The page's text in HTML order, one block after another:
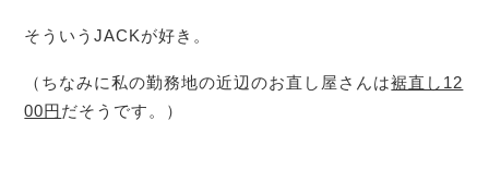
そういうJACKが好き。
（ちなみに私の勤務地の近辺のお直し屋さんは裾直し12
00円だそうです。）